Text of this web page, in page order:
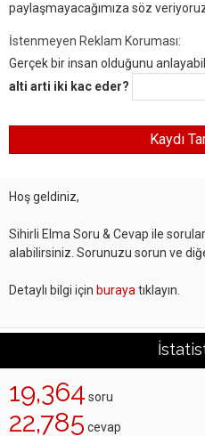
paylaşmayacağımıza söz
İstenmeyen Reklam Koruması:
Gerçek bir insan olduğunu
alti arti iki kac eder?
Hoş geldiniz,
Sihirli Elma Soru & Cevap ile
alabilirsiniz. Sorunuzu sorun ve
Detaylı bilgi için buraya tıklayın.
19,364 soru
22,785 cevap